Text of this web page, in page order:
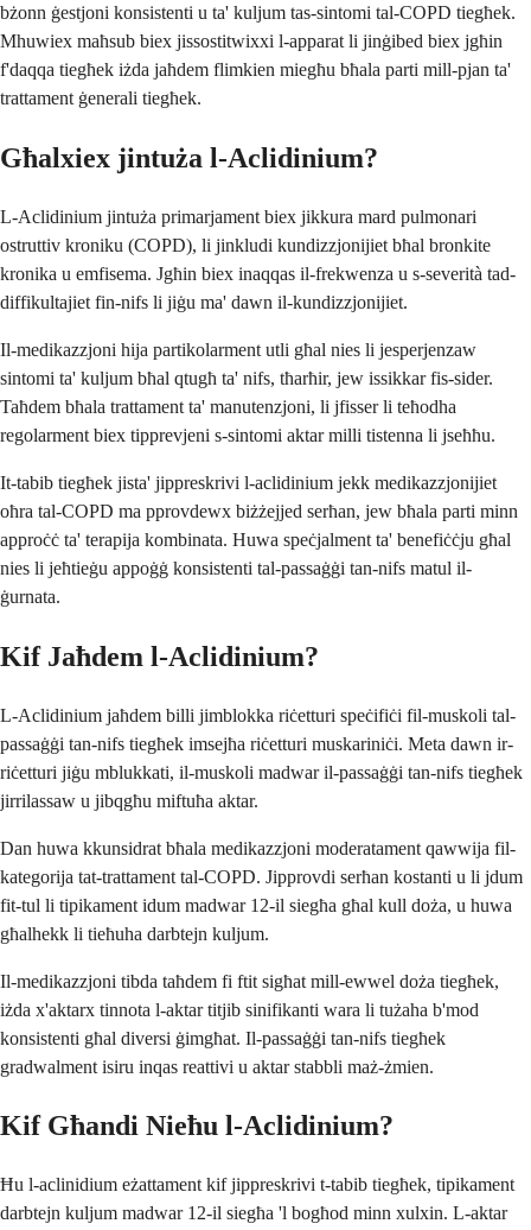
bżonn ġestjoni konsistenti u ta' kuljum tas-sintomi tal-COPD tiegħek.
Mhuwiex maħsub biex jissostitwixxi l-apparat li jinġibed biex jgħin
f'daqqa tiegħek iżda jaħdem flimkien miegħu bħala parti mill-pjan ta'
trattament ġenerali tiegħek.
Għalxiex jintuża l-Aclidinium?
L-Aclidinium jintuża primarjament biex jikkura mard pulmonari
ostruttiv kroniku (COPD), li jinkludi kundizzjonijiet bħal bronkite
kronika u emfisema. Jgħin biex inaqqas il-frekwenza u s-severità tad-
diffikultajiet fin-nifs li jiġu ma' dawn il-kundizzjonijiet.
Il-medikazzjoni hija partikolarment utli għal nies li jesperjenzaw
sintomi ta' kuljum bħal qtugħ ta' nifs, tħarħir, jew issikkar fis-sider.
Taħdem bħala trattament ta' manutenzjoni, li jfisser li teħodha
regolarment biex tipprevjeni s-sintomi aktar milli tistenna li jseħħu.
It-tabib tiegħek jista' jippreskrivi l-aclidinium jekk medikazzjonijiet
oħra tal-COPD ma pprovdewx biżżejjed serħan, jew bħala parti minn
approċċ ta' terapija kombinata. Huwa speċjalment ta' benefiċċju għal
nies li jeħtieġu appoġġ konsistenti tal-passaġġi tan-nifs matul il-
ġurnata.
Kif Jaħdem l-Aclidinium?
L-Aclidinium jaħdem billi jimblokka riċetturi speċifiċi fil-muskoli tal-
passaġġi tan-nifs tiegħek imsejħa riċetturi muskariniċi. Meta dawn ir-
riċetturi jiġu mblukkati, il-muskoli madwar il-passaġġi tan-nifs tiegħek
jirrilassaw u jibqgħu miftuħa aktar.
Dan huwa kkunsidrat bħala medikazzjoni moderatament qawwija fil-
kategorija tat-trattament tal-COPD. Jipprovdi serħan kostanti u li jdum
fit-tul li tipikament idum madwar 12-il siegħa għal kull doża, u huwa
għalhekk li tieħuha darbtejn kuljum.
Il-medikazzjoni tibda taħdem fi ftit sigħat mill-ewwel doża tiegħek,
iżda x'aktarx tinnota l-aktar titjib sinifikanti wara li tużaha b'mod
konsistenti għal diversi ġimgħat. Il-passaġġi tan-nifs tiegħek
gradwalment isiru inqas reattivi u aktar stabbli maż-żmien.
Kif Għandi Nieħu l-Aclidinium?
Ħu l-aclinidium eżattament kif jippreskrivi t-tabib tiegħek, tipikament
darbtejn kuljum madwar 12-il siegħa 'l bogħod minn xulxin. L-aktar